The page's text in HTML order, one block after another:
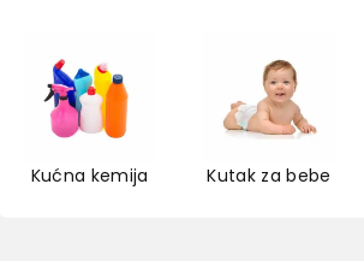
Kućna kemija Kutak za bebe